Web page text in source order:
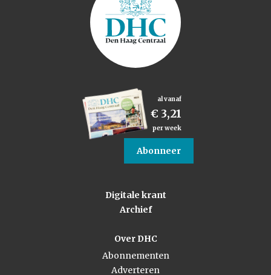
al vanaf
€ 3,21
per week
Abonneer
Digitale krant
Archief
Over DHC
Abonnementen
Adverteren